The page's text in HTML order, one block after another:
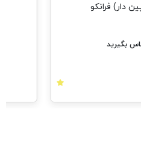
دار) فرانکو
بگیرید